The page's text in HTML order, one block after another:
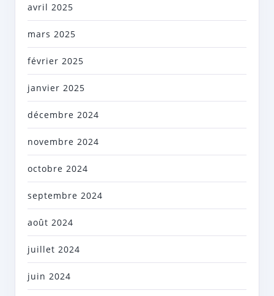
avril 2025
mars 2025
février 2025
janvier 2025
décembre 2024
novembre 2024
octobre 2024
septembre 2024
août 2024
juillet 2024
juin 2024